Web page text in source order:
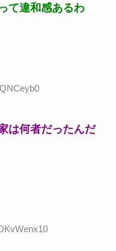
て違和感あるわ
は何者だったんだ